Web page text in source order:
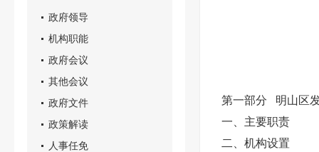
政府领导
机构职能
政府会议
其他会议
政府文件
政策解读
人事任免
第一部分 明山区
一、主要职责
二、机构设置